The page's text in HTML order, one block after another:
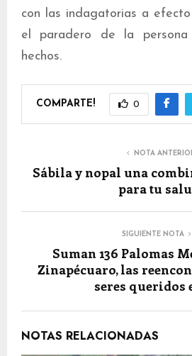
con las indagatorias a
el paradero de la
hechos.
COMPARTE! 0
NOTA
Sábila y nopal una
para tu
SIGUIENTE NOTA
Suman 136 Palomas
Zinapécuaro, las
seres queridos
NOTAS RELACIONADAS